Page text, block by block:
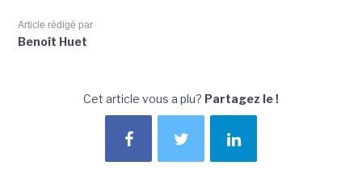
Article rédigé par
Benoît Huet
Cet article vous a plu? Partagez le !